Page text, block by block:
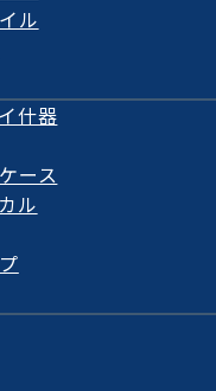
ル
什器
ース
ル